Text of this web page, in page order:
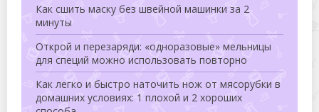
Как сшить маску без швейной машинки за 2
минуты
Открой и перезаряди: «одноразовые» мельницы
для специй можно использовать повторно
Как легко и быстро наточить нож от мясорубки в
домашних условиях: 1 плохой и 2 хороших